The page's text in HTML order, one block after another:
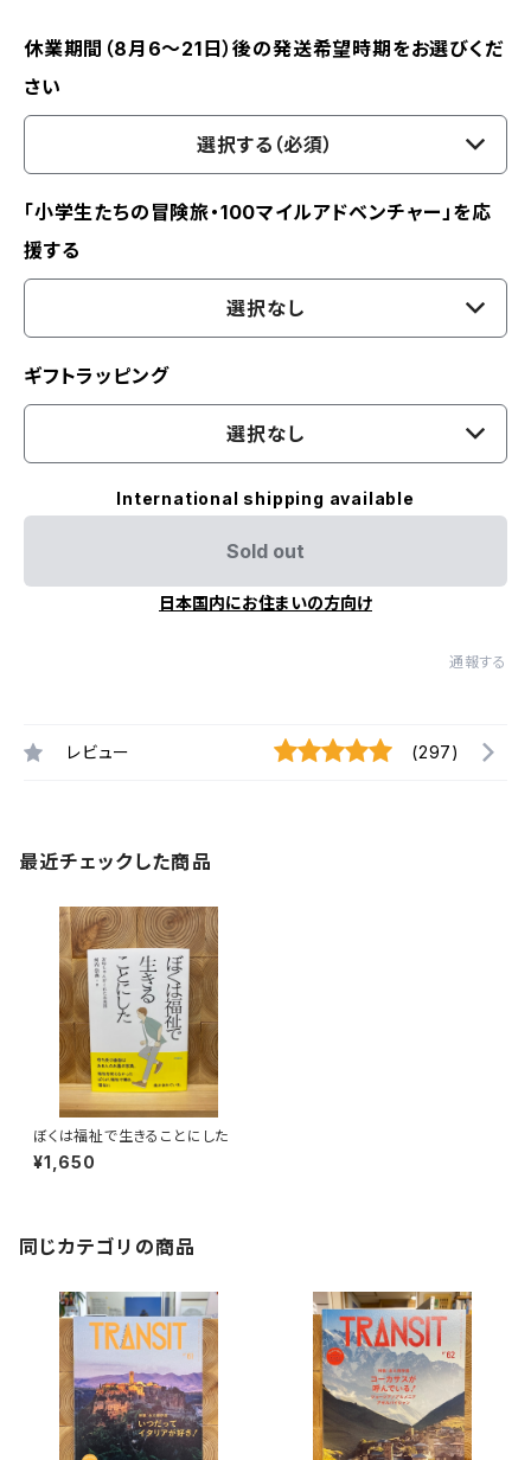
休業期間（8月6〜21日）後の発送希望時期をお選びくだ
さい
選択する（必須）
「小学生たちの冒険旅・100マイルアドベンチャー」を応
援する
選択なし
ギフトラッピング
選択なし
International shipping available
Sold out
日本国内にお住まいの方向け
通報する
レビュー (297)
最近チェックした商品
ぼくは福祉で生きることにした
¥1,650
同じカテゴリの商品